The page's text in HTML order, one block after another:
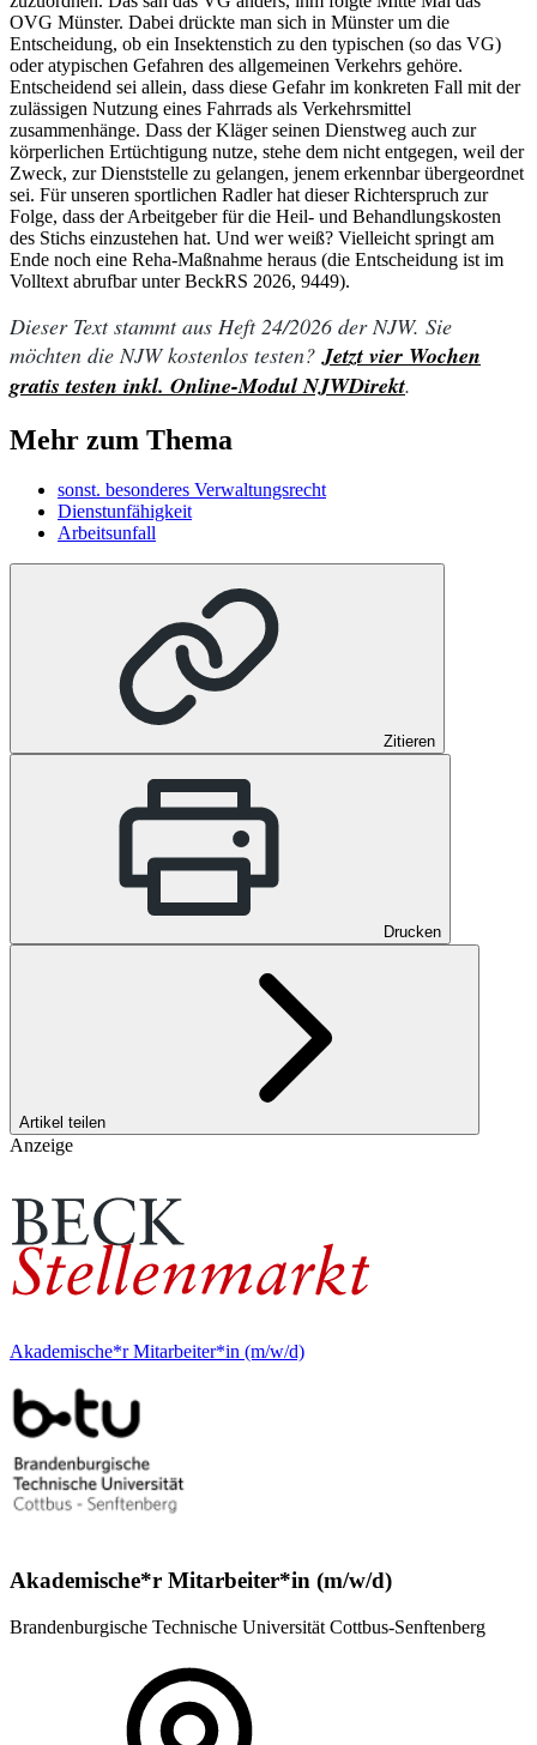
OVG Münster. Dabei drückte man sich in Münster um die
Entscheidung, ob ein Insektenstich zu den typischen (so das VG)
oder atypischen Gefahren des allgemeinen Verkehrs gehöre.
Entscheidend sei allein, dass diese Gefahr im konkreten Fall mit der
zulässigen Nutzung eines Fahrrads als Verkehrsmittel
zusammenhänge. Dass der Kläger seinen Dienstweg auch zur
körperlichen Ertüchtigung nutze, stehe dem nicht entgegen, weil der
Zweck, zur Dienststelle zu gelangen, jenem erkennbar übergeordnet
sei. Für unseren sportlichen Radler hat dieser Richterspruch zur
Folge, dass der Arbeitgeber für die Heil- und Behandlungskosten
des Stichs einzustehen hat. Und wer weiß? Vielleicht springt am
Ende noch eine Reha-Maßnahme heraus (die Entscheidung ist im
Volltext abrufbar unter BeckRS 2026, 9449).
Dieser Text stammt aus Heft 24/2026 der NJW. Sie
möchten die NJW kostenlos testen? Jetzt vier Wochen
gratis testen inkl. Online-Modul NJWDirekt.
Mehr zum Thema
sonst. besonderes Verwaltungsrecht
Dienstunfähigkeit
Arbeitsunfall
Zitieren
Drucken
Artikel teilen
Anzeige
Akademische*r Mitarbeiter*in (m/w/d)
Akademische*r Mitarbeiter*in (m/w/d)
Brandenburgische Technische Universität Cottbus-Senftenberg